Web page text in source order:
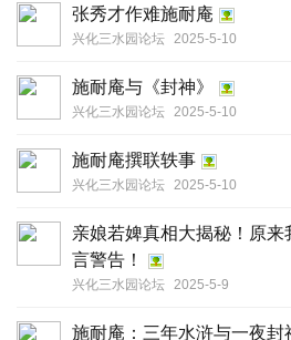
张秀才作难施耐庵
兴化三水园论坛 2025-5-10
施耐庵与《封神》
兴化三水园论坛 2025-5-10
施耐庵撰联轶事
兴化三水园论坛 2025-5-10
亲娘若婢真相大揭秘！原
言警告！
兴化三水园论坛 2025-5-9
施耐庵：三年水浒与一夜封